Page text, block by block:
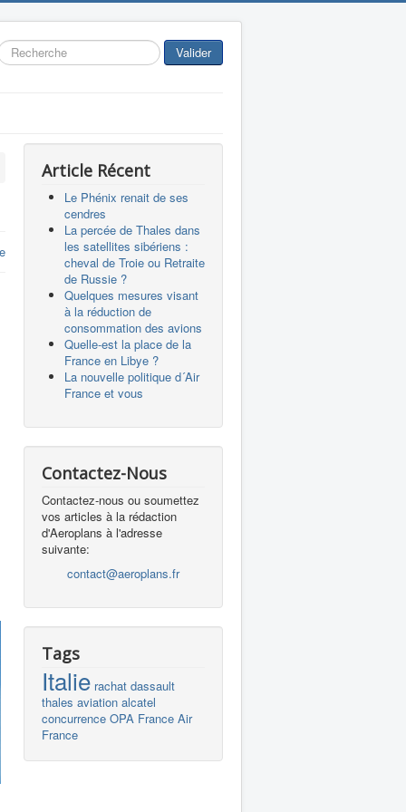
Valider
Article Récent
Le Phénix renait de ses
cendres
La percée de Thales dans
les satellites sibériens :
cheval de Troie ou Retraite
de Russie ?
Quelques mesures visant
à la réduction de
consommation des avions
Quelle-est la place de la
France en Libye ?
La nouvelle politique d´Air
France et vous
Contactez-Nous
Contactez-nous ou soumettez
vos articles à la rédaction
d'Aeroplans à l'adresse
suivante:
contact@aeroplans.fr
Tags
Italie rachat dassault
thales aviation alcatel
concurrence OPA France Air
France